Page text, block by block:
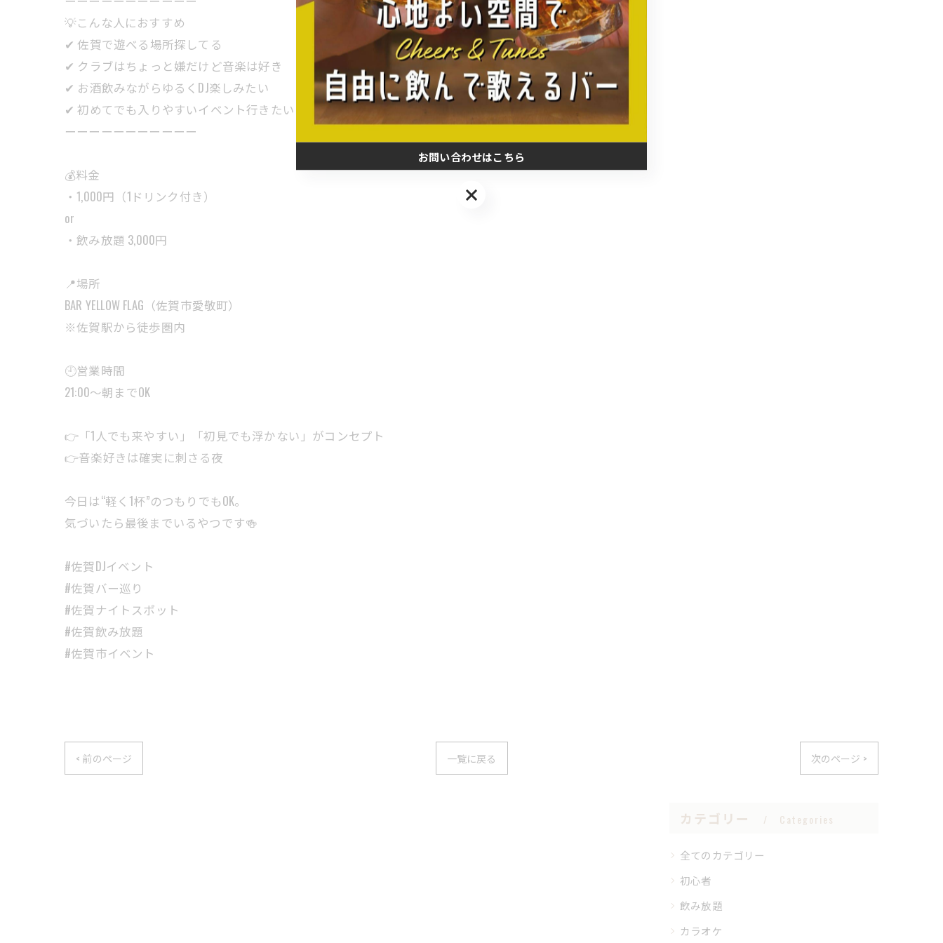
💡こんな人におすすめ
✔ 佐賀で遊べる場所探してる
✔ クラブはちょっと嫌だけど音楽は好き
✔ お酒飲みながらゆるくDJ楽しみたい
✔ 初めてでも入りやすいイベント行きたい
ーーーーーーーーーーー
💰料金
・1,000円（1ドリンク付き）
or
・飲み放題 3,000円
📍場所
BAR YELLOW FLAG（佐賀市愛敬町）
※佐賀駅から徒歩圏内
🕘営業時間
21:00〜朝までOK
👉「1人でも来やすい」「初見でも浮かない」がコンセプト
👉音楽好きは確実に刺さる夜
今日は“軽く1杯”のつもりでもOK。
気づいたら最後までいるやつです🍻
#佐賀DJイベント
#佐賀バー巡り
#佐賀ナイトスポット
#佐賀飲み放題
#佐賀市イベント
< 前のページ 一覧に戻る 次のページ >
カテゴリー Categories
全てのカテゴリー
初心者
飲み放題
カラオケ
お問い合わせはこちら
お問い合わせはこちら